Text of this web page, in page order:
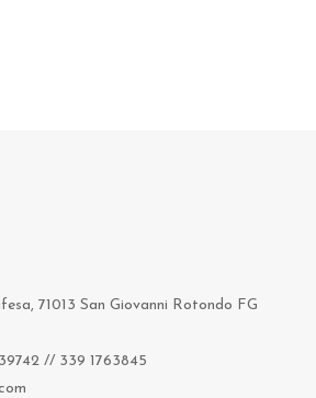
71013 San Giovanni Rotondo FG
// 339 1763845